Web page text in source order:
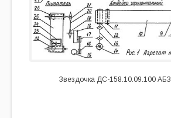
Звездочка ДС-158.10.09.100 АБЗ